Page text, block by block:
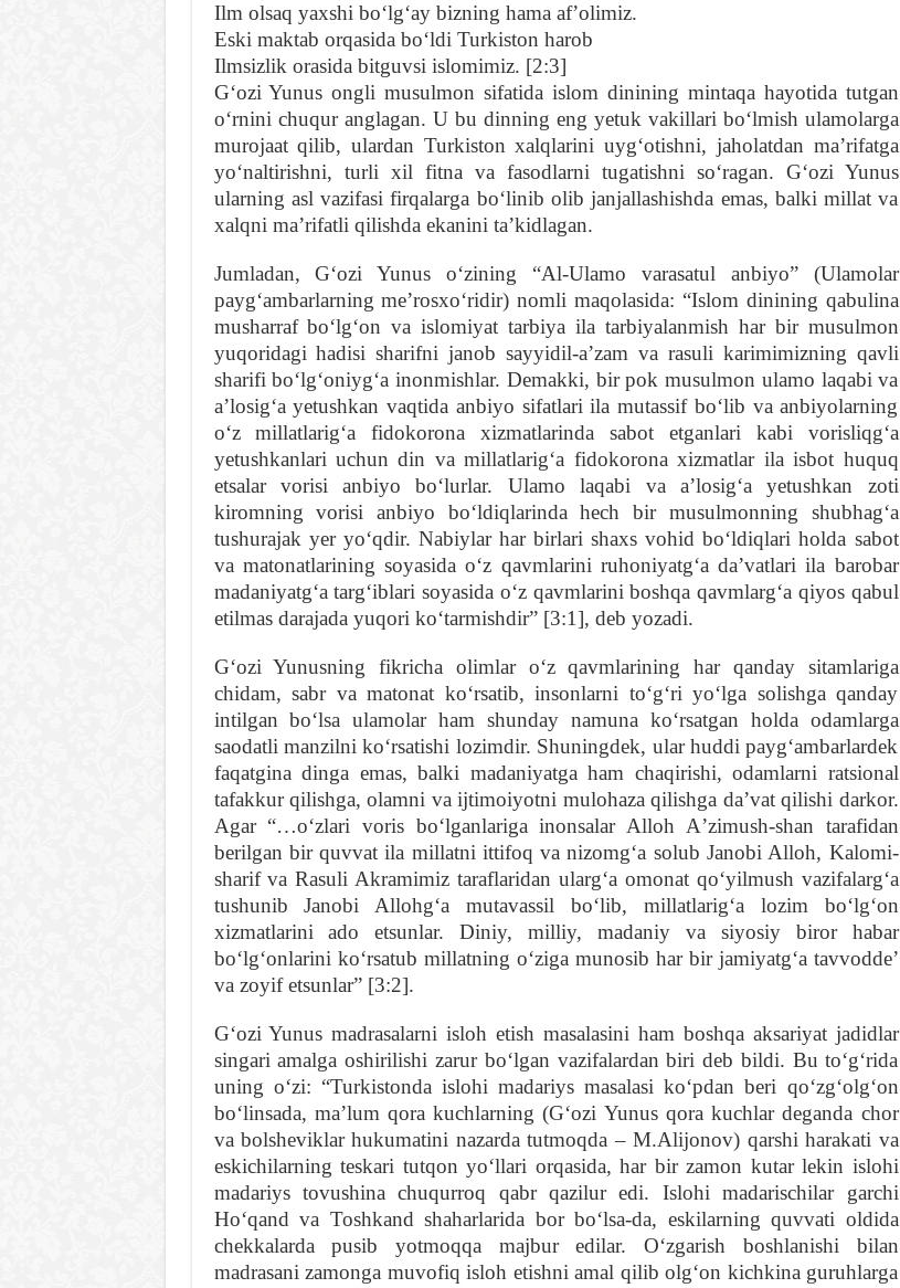
Ilm olsaq yaxshi boʻlgʻay bizning hama afʼolimiz.
Eski maktab orqasida boʻldi Turkiston harob
Ilmsizlik orasida bitguvsi islomimiz. [2:3]
Gʻozi Yunus ongli musulmon sifatida islom dinining mintaqa hayotida tutgan
oʻrnini chuqur anglagan. U bu dinning eng yetuk vakillari boʻlmish ulamolarga
murojaat qilib, ulardan Turkiston xalqlarini uygʻotishni, jaholatdan maʼrifatga
yoʻnaltirishni, turli xil fitna va fasodlarni tugatishni soʻragan. Gʻozi Yunus
ularning asl vazifasi firqalarga boʻlinib olib janjallashishda emas, balki millat va
xalqni maʼrifatli qilishda ekanini taʼkidlagan.
Jumladan, Gʻozi Yunus oʻzining “Al-Ulamo varasatul anbiyo” (Ulamolar
paygʻambarlarning meʼrosxoʻridir) nomli maqolasida: “Islom dinining qabulina
musharraf boʻlgʻon va islomiyat tarbiya ila tarbiyalanmish har bir musulmon
yuqoridagi hadisi sharifni janob sayyidil-aʼzam va rasuli karimimizning qavli
sharifi boʻlgʻoniygʻa inonmishlar. Demakki, bir pok musulmon ulamo laqabi va
aʼlosigʻa yetushkan vaqtida anbiyo sifatlari ila mutassif boʻlib va anbiyolarning
oʻz millatlarigʻa fidokorona xizmatlarinda sabot etganlari kabi vorisliqgʻa
yetushkanlari uchun din va millatlarigʻa fidokorona xizmatlar ila isbot huquq
etsalar vorisi anbiyo boʻlurlar. Ulamo laqabi va aʼlosigʻa yetushkan zoti
kiromning vorisi anbiyo boʻldiqlarinda hech bir musulmonning shubhagʻa
tushurajak yer yoʻqdir. Nabiylar har birlari shaxs vohid boʻldiqlari holda sabot
va matonatlarining soyasida oʻz qavmlarini ruhoniyatgʻa daʼvatlari ila barobar
madaniyatgʻa targʻiblari soyasida oʻz qavmlarini boshqa qavmlargʻa qiyos qabul
etilmas darajada yuqori koʻtarmishdir” [3:1], deb yozadi.
Gʻozi Yunusning fikricha olimlar oʻz qavmlarining har qanday sitamlariga
chidam, sabr va matonat koʻrsatib, insonlarni toʻgʻri yoʻlga solishga qanday
intilgan boʻlsa ulamolar ham shunday namuna koʻrsatgan holda odamlarga
saodatli manzilni koʻrsatishi lozimdir. Shuningdek, ular huddi paygʻambarlardek
faqatgina dinga emas, balki madaniyatga ham chaqirishi, odamlarni ratsional
tafakkur qilishga, olamni va ijtimoiyotni mulohaza qilishga daʼvat qilishi darkor.
Agar “…oʻzlari voris boʻlganlariga inonsalar Alloh Aʼzimush-shan tarafidan
berilgan bir quvvat ila millatni ittifoq va nizomgʻa solub Janobi Alloh, Kalomi-
sharif va Rasuli Akramimiz taraflaridan ulargʻa omonat qoʻyilmush vazifalargʻa
tushunib Janobi Allohgʻa mutavassil boʻlib, millatlarigʻa lozim boʻlgʻon
xizmatlarini ado etsunlar. Diniy, milliy, madaniy va siyosiy biror habar
boʻlgʻonlarini koʻrsatub millatning oʻziga munosib har bir jamiyatgʻa tavvoddeʼ
va zoyif etsunlar” [3:2].
Gʻozi Yunus madrasalarni isloh etish masalasini ham boshqa aksariyat jadidlar
singari amalga oshirilishi zarur boʻlgan vazifalardan biri deb bildi. Bu toʻgʻrida
uning oʻzi: “Turkistonda islohi madariys masalasi koʻpdan beri qoʻzgʻolgʻon
boʻlinsada, maʼlum qora kuchlarning (Gʻozi Yunus qora kuchlar deganda chor
va bolsheviklar hukumatini nazarda tutmoqda – M.Alijonov) qarshi harakati va
eskichilarning teskari tutqon yoʻllari orqasida, har bir zamon kutar lekin islohi
madariys tovushina chuqurroq qabr qazilur edi. Islohi madarischilar garchi
Hoʻqand va Toshkand shaharlarida bor boʻlsa-da, eskilarning quvvati oldida
chekkalarda pusib yotmoqqa majbur edilar. Oʻzgarish boshlanishi bilan
madrasani zamonga muvofiq isloh etishni amal qilib olgʻon kichkina guruhlarga